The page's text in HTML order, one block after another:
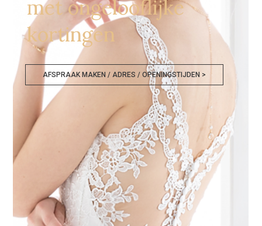
met ongelooflijke
kortingen
AFSPRAAK MAKEN / ADRES / OPENINGSTIJDEN >
Goedkope Trouwkledij Sint-Truiden